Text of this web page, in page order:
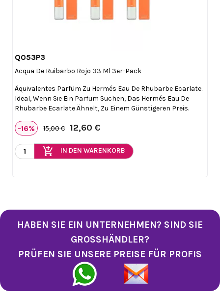
Q053P3
Acqua De Ruibarbo Rojo 33 Ml 3er-Pack
Äquivalentes Parfüm Zu Hermés Eau De Rhubarbe Ecarlate.
Ideal, Wenn Sie Ein Parfüm Suchen, Das Hermés Eau De
Rhubarbe Ecarlate Ähnelt, Zu Einem Günstigeren Preis.
-16% 15,00 € 12,60 €
add_shopping_cart IN DEN WARENKORB
HABEN SIE EIN UNTERNEHMEN? SIND SIE
GROSSHÄNDLER?
PRÜFEN SIE UNSERE PREISE FÜR PROFIS